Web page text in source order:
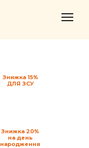
Знижка 15%
ДЛЯ ЗСУ
Знижка 20%
на день
народження